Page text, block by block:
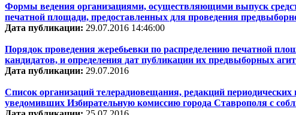
Формы ведения организациями, осуществляющими выпуск
печатной площади, предоставленных для проведения
Дата публикации: 29.07.2016 14:46:00
Порядок проведения жеребьевки по распределению печатной
кандидатов, и определения дат публикации их предвыборных
Дата публикации: 29.07.2016
Список организаций телерадиовещания, редакций
уведомивших Избирательную комиссию города Ставрополя с